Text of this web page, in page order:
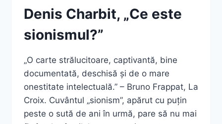
Denis Charbit, „Ce este
sionismul?”
„O carte strălucitoare, captivantă, bine
documentată, deschisă și de o mare
onestitate intelectuală.” – Bruno Frappat, La
Croix. Cuvântul „sionism”, apărut cu puțin
peste o sută de ani în urmă, pare să nu mai